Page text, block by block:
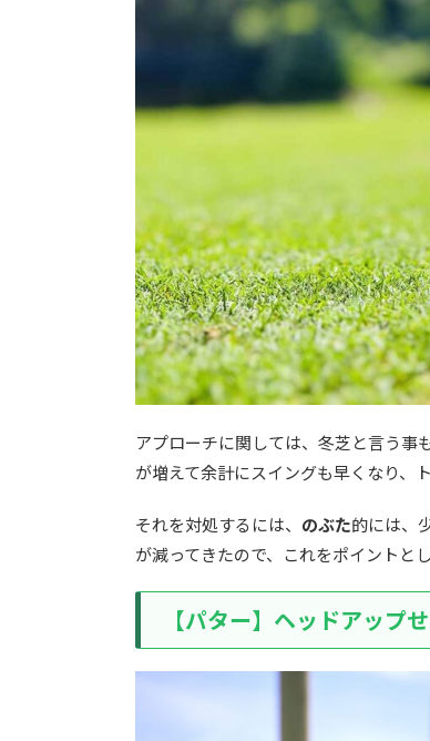
アプローチに関しては、冬芝と言う事
が増えて余計にスイングも早くなり、
それを対処するには、 のぶた的には、
が減ってきたので、これをポイントと
【パター】ヘッドアップ